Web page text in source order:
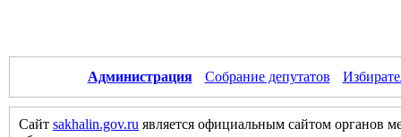
Администрация Собрание депутатов
Сайт sakhalin.gov.ru является официальным сайтом органов